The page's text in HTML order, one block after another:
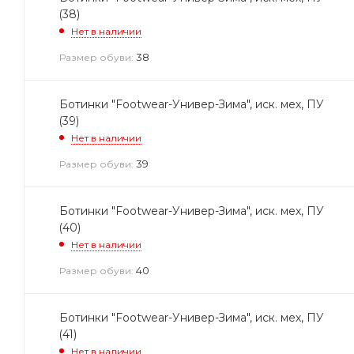
(38)
Нет в наличии
Размер обуви: 38
Ботинки "Footwear-Универ-Зима", иск. мех, ПУ
(39)
Нет в наличии
Размер обуви: 39
Ботинки "Footwear-Универ-Зима", иск. мех, ПУ
(40)
Нет в наличии
Размер обуви: 40
Ботинки "Footwear-Универ-Зима", иск. мех, ПУ
(41)
Нет в наличии